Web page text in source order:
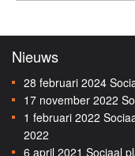
Nieuws
28 februari 2024
17 november 2022
1 februari 2022
2022
6 april 2021 Sociaal